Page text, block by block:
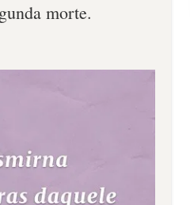
morte.